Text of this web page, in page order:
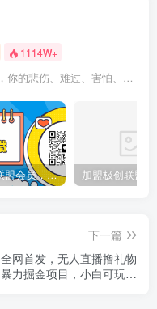
1114W+
如果你不好好享受生活，你的悲伤、难过、害怕、羞愧和内疚会代替你享受
加入极创联盟会员，全站资源免费学习。
下一篇
全网首发，无人直播撸礼物
暴力掘金项目，小白可玩，